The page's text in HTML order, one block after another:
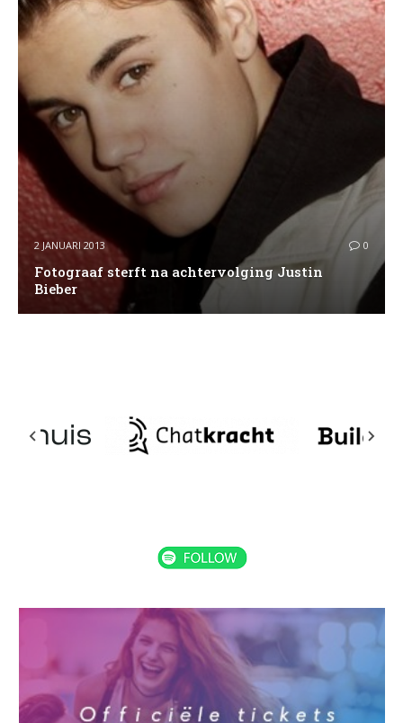
2 JANUARI 2013 0
Fotograaf sterft na achtervolging Justin
Bieber